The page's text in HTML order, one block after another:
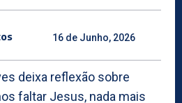
16 de Junho, 2026
deixa reflexão sobre
faltar Jesus, nada mais